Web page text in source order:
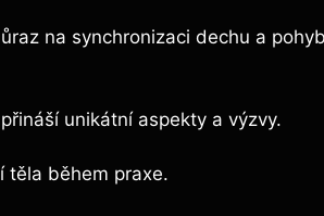
na synchronizaci dechu a
unikátní aspekty a výzvy.
těla během praxe.